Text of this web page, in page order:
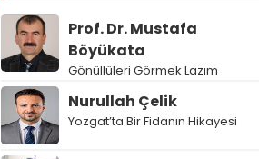
Prof. Dr. Mustafa
Böyükata
Gönüllüleri Görmek Lazım
Nurullah Çelik
Yozgat’ta Bir Fidanın Hikayesi